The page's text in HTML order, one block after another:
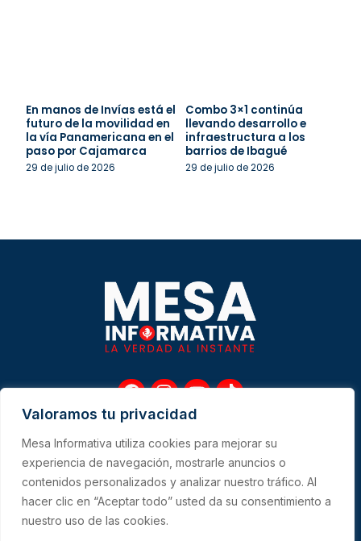
Valoramos tu privacidad
Mesa Informativa utiliza cookies para mejorar su
experiencia de navegación, mostrarle anuncios o
contenidos personalizados y analizar nuestro tráfico. Al
hacer clic en “Aceptar todo” usted da su consentimiento a
nuestro uso de las cookies.
En manos de Invías está el
futuro de la movilidad en
la vía Panamericana en el
paso por Cajamarca
29 de julio de 2026
Combo 3×1 continúa
llevando desarrollo e
infraestructura a los
barrios de Ibagué
29 de julio de 2026
F
a
c
e
b
o
o
k
I
n
s
t
a
g
r
a
m
Y
u
t
u
b
e
T
t
o
k
CONTACTO